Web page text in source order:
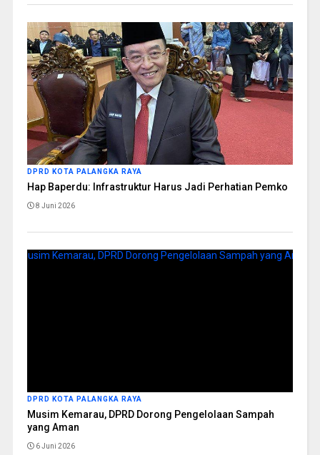
DPRD KOTA PALANGKA RAYA
Hap Baperdu: Infrastruktur Harus Jadi Perhatian Pemko
8 Juni 2026
DPRD KOTA PALANGKA RAYA
Musim Kemarau, DPRD Dorong Pengelolaan Sampah
yang Aman
6 Juni 2026